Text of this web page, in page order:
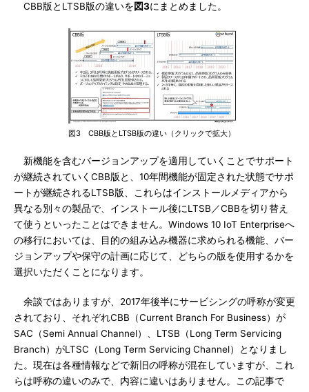
CBB版とLTSB版の違いを図3にまとめました。
図3 CBB版とLTSB版の違い（クリックで拡大）
新機能を含むバージョンアップを適用していくことでサポート
が継続されていくCBB版と、10年間機能が固定された状態でサポ
ートが継続されるLTSB版、これらはインストールメディアから
異なる別々の製品で、インストール後にLTSB／CBBを切り替え
て使うといったことはできません。Windows 10 IoT Enterpriseへ
の移行においては、目的の組み込み機器に求められる機能、バー
ジョンアップや保守の計画に応じて、どちらの版を使用するかを
選択いただくことになります。
余談ではありますが、2017年後半にサービシングの呼称が変更
されており、それぞれCBB（Current Branch For Business）が
SAC（Semi Annual Channel）、LTSB（Long Term Servicing
Branch）がLTSC（Long Term Servicing Channel）となりまし
た。現在は各種情報などで新旧の呼称が混在していますが、これ
らは呼称の違いのみで、内容に違いはありません。この記事で